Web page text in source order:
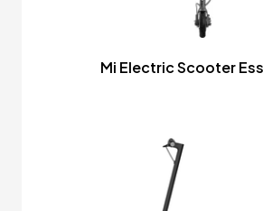
Mi Electric Scooter